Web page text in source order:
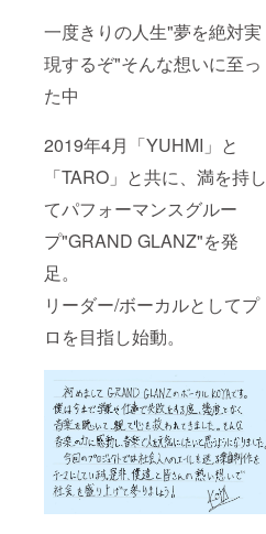
一度きりの人生"夢を絶対実
現するぞ"そんな想いに至っ
た中
2019年4月「YUHMI」と
「TARO」と共に、満を持し
てパフォーマンスグルー
プ"GRAND GLANZ"を発
足。
リーダー/ボーカルとしてプ
ロを目指し始動。